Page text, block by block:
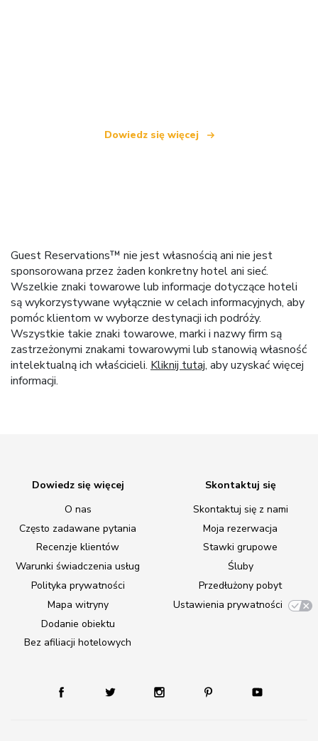
Dowiedz się więcej
Guest Reservations™ nie jest własnością ani nie jest
sponsorowana przez żaden konkretny hotel ani sieć.
Wszelkie znaki towarowe lub informacje dotyczące hoteli
są wykorzystywane wyłącznie w celach informacyjnych, aby
pomóc klientom w wyborze destynacji ich podróży.
Wszystkie takie znaki towarowe, marki i nazwy firm są
zastrzeżonymi znakami towarowymi lub stanowią własność
intelektualną ich właścicieli. Kliknij tutaj, aby uzyskać więcej
informacji.
Dowiedz się więcej
O nas
Często zadawane pytania
Recenzje klientów
Warunki świadczenia usług
Polityka prywatności
Mapa witryny
Dodanie obiektu
Bez afiliacji hotelowych
Skontaktuj się
Skontaktuj się z nami
Moja rezerwacja
Stawki grupowe
Śluby
Przedłużony pobyt
Ustawienia prywatności